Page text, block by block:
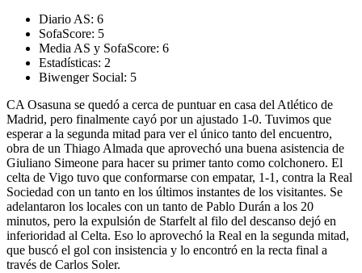
Diario AS: 6
SofaScore: 5
Media AS y SofaScore: 6
Estadísticas: 2
Biwenger Social: 5
CA Osasuna se quedó a cerca de puntuar en casa del Atlético de
Madrid, pero finalmente cayó por un ajustado 1-0. Tuvimos que
esperar a la segunda mitad para ver el único tanto del encuentro,
obra de un Thiago Almada que aprovechó una buena asistencia de
Giuliano Simeone para hacer su primer tanto como colchonero. El
celta de Vigo tuvo que conformarse con empatar, 1-1, contra la Real
Sociedad con un tanto en los últimos instantes de los visitantes. Se
adelantaron los locales con un tanto de Pablo Durán a los 20
minutos, pero la expulsión de Starfelt al filo del descanso dejó en
inferioridad al Celta. Eso lo aprovechó la Real en la segunda mitad,
que buscó el gol con insistencia y lo encontró en la recta final a
través de Carlos Soler.